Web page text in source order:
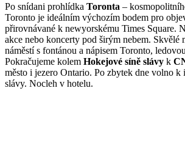
Po snídani prohlídka Toronta –
Toronto je ideálním výchozím bodem pro
přirovnávané k newyorskému Times Square.
akce nebo koncerty pod širým nebem.
náměstí s fontánou a nápisem Toronto,
Pokračujeme kolem Hokejové síně slávy k
město i jezero Ontario. Po zbytek dne volno
slávy. Nocleh v hotelu.